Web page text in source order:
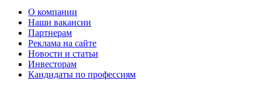
О компании
Наши вакансии
Партнерам
Реклама на сайте
Новости и статьи
Инвесторам
Кандидаты по профессиям